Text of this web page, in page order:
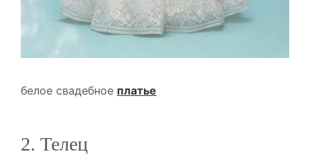
белое свадебное платье
2. Телец